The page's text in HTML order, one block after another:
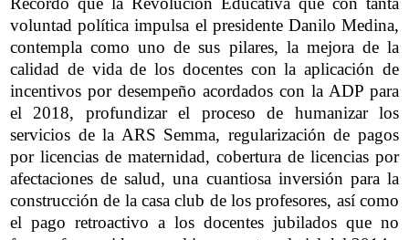
voluntad política impulsa el presidente Danilo Medina,
contempla como uno de sus pilares, la mejora de la
calidad de vida de los docentes con la aplicación de
incentivos por desempeño acordados con la ADP para
el 2018, profundizar el proceso de humanizar los
servicios de la ARS Semma, regularización de pagos
por licencias de maternidad, cobertura de licencias por
afectaciones de salud, una cuantiosa inversión para la
construcción de la casa club de los profesores, así como
el pago retroactivo a los docentes jubilados que no